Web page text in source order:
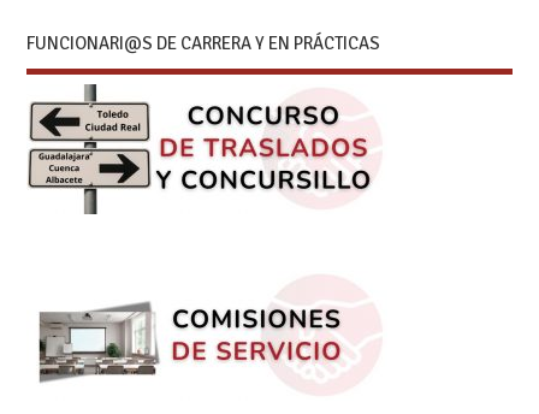
FUNCIONARI@S DE CARRERA Y EN PRÁCTICAS